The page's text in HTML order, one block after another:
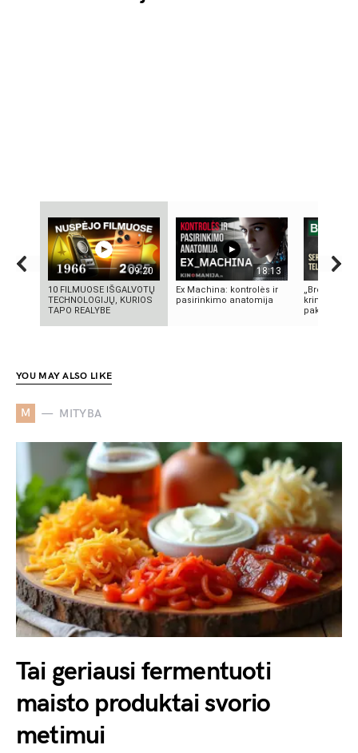
09:20
10 FILMUOSE IŠGALVOTŲ
TECHNOLOGIJŲ, KURIOS
TAPO REALYBE
18:13
Ex Machina: kontrolės ir
pasirinkimo anatomija
„Bręstantis
kriminalinis
pakeitęs
YOU MAY ALSO LIKE
M MITYBA
Tai geriausi fermentuoti
maisto produktai svorio
metimui